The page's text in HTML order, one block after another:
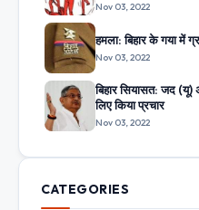
Nov 03, 2022
हमला: बिहार के गया में
Nov 03, 2022
बिहार सियासत: जद (यू)
लिए किया प्रचार
Nov 03, 2022
CATEGORIES